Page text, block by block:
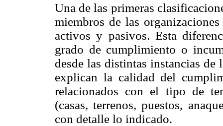
Una de las primeras
miembros de las
activos y pasivos. Esta
grado de cumplimiento o
desde las distintas instancias
explican la calidad del
relacionados con el tipo de
(casas, terrenos, puestos,
con detalle lo indicado.